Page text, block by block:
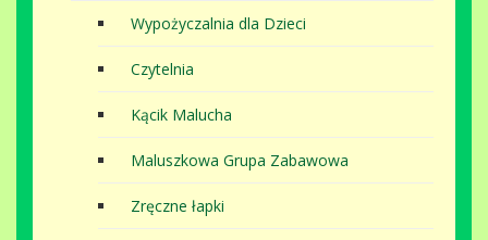
Wypożyczalnia dla Dzieci
Czytelnia
Kącik Malucha
Maluszkowa Grupa Zabawowa
Zręczne łapki